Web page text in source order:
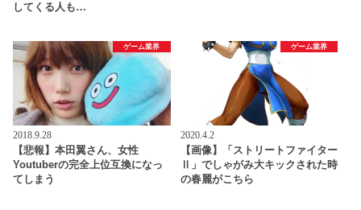
してくる人も…
ゲーム業界
2018.9.28
【悲報】本田翼さん、女性
Youtuberの完全上位互換になっ
てしまう
ゲーム業界
2020.4.2
【画像】「ストリートファイター
Ⅱ」でしゃがみ大キックされた時
の春麗がこちら